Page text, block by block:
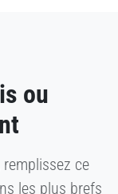
ou
ce
les plus brefs